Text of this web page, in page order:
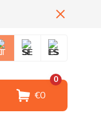
SE ES
€0
0